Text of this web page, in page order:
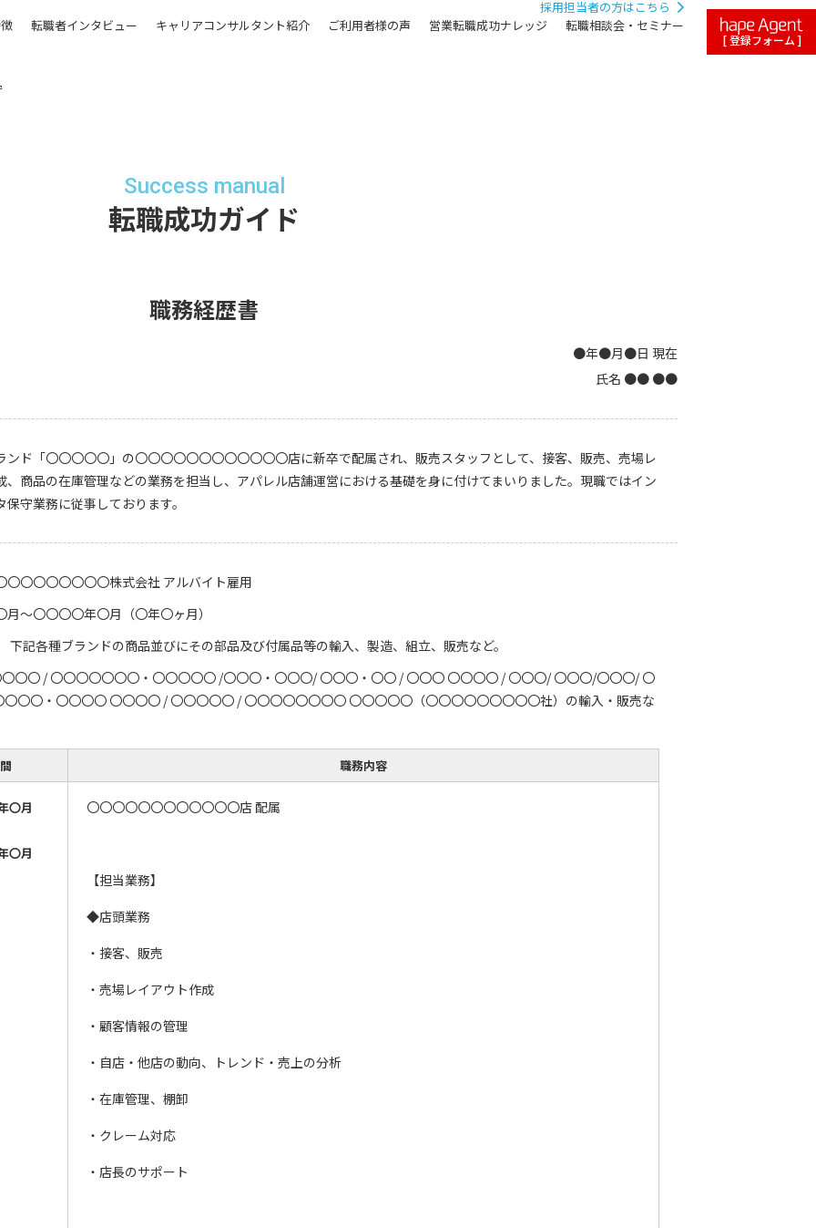
採用担当者の方はこちら
転職者インタビュー キャリアコンサルタント紹介 ご利用者様の声 営業転職成功ナレッジ 転職相談会・セミナー
[ 登録フォーム ]
Success manual
転職成功ガイド
職務経歴書
●年●月●日 現在
氏名 ●● ●●
ンド「〇〇〇〇〇」の〇〇〇〇〇〇〇〇〇〇〇〇店に新卒で配属され、販売スタッフとして、接客、販売、売場レ
、商品の在庫管理などの業務を担当し、アパレル店舗運営における基礎を身に付けてまいりました。現職ではイン
保守業務に従事しております。
〇〇〇〇〇〇〇株式会社 アルバイト雇用
月～〇〇〇〇年〇月（〇年〇ヶ月）
下記各種ブランドの商品並びにその部品及び付属品等の輸入、製造、組立、販売など。
〇〇 / 〇〇〇〇〇〇〇・〇〇〇〇〇 /〇〇〇・〇〇〇/ 〇〇〇・〇〇 / 〇〇〇 〇〇〇〇 / 〇〇〇/ 〇〇〇/〇〇〇/ 〇
〇〇〇・〇〇〇〇 〇〇〇〇 / 〇〇〇〇〇 / 〇〇〇〇〇〇〇〇 〇〇〇〇〇（〇〇〇〇〇〇〇〇〇社）の輸入・販売な
職務内容
〇月
〇月
〇〇〇〇〇〇〇〇〇〇〇〇店 配属
【担当業務】
◆店頭業務
・接客、販売
・売場レイアウト作成
・顧客情報の管理
・自店・他店の動向、トレンド・売上の分析
・在庫管理、棚卸
・クレーム対応
・店長のサポート